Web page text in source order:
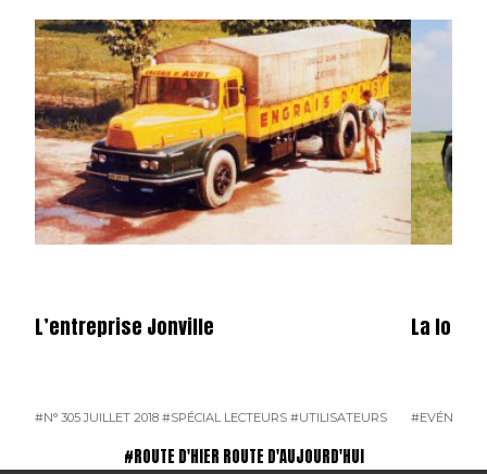
L’entreprise Jonville
#N° 305 JUILLET 2018 #SPÉCIAL LECTEURS #UTILISATEURS
La
#ROUTE D'HIER ROUTE D'AUJOURD'HUI